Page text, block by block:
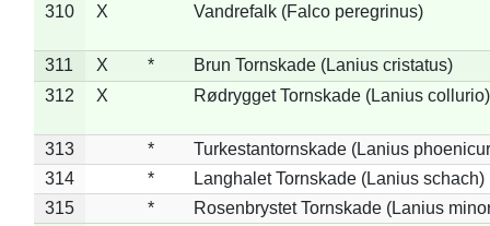
310 X Vandrefalk (Falco peregrinus)
311 X *
Brun Tornskade (Lanius cristatus)
312
X Rødrygget Tornskade (Lanius collurio)
313 *
Turkestantornskade (Lanius
314
*
Langhalet Tornskade (Lanius schach)
315
*
Rosenbrystet Tornskade (Lanius